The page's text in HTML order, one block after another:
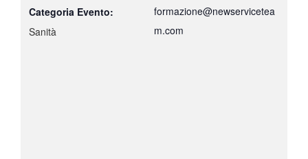
Categoria Evento:
Sanità
formazione@newservicetea
m.com